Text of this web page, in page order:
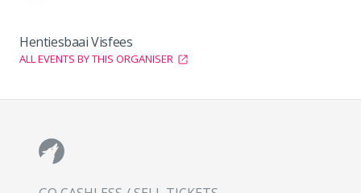
Hentiesbaai Visfees
ALL EVENTS BY THIS ORGANISER